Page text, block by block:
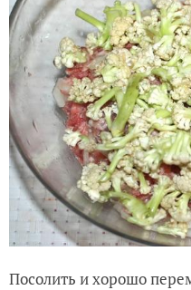
Посолить и хорошо